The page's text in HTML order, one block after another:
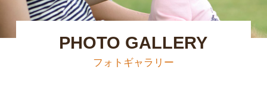
PHOTO GALLERY
フォトギャラリー